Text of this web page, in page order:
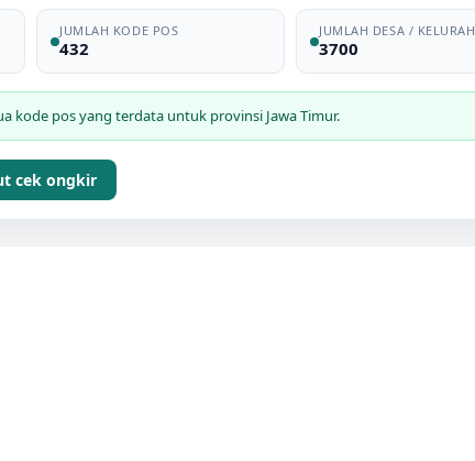
JUMLAH KODE POS
432
JUMLAH DESA /
3700
kode pos yang terdata untuk provinsi Jawa Timur.
cek ongkir